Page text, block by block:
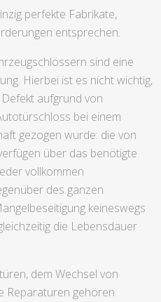
perfekte Fabrikate,
entsprechen.
sind eine
Hierbei ist es nicht wichtig,
aufgrund von
bei einem
gezogen wurde: die von
über das benötigte
vollkommen
des ganzen
keineswegs
die Lebensdauer
dem Wechsel von
Reparaturen gehören